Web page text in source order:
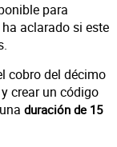
para
aclarado si este
cobro del décimo
crear un código
duración de 15